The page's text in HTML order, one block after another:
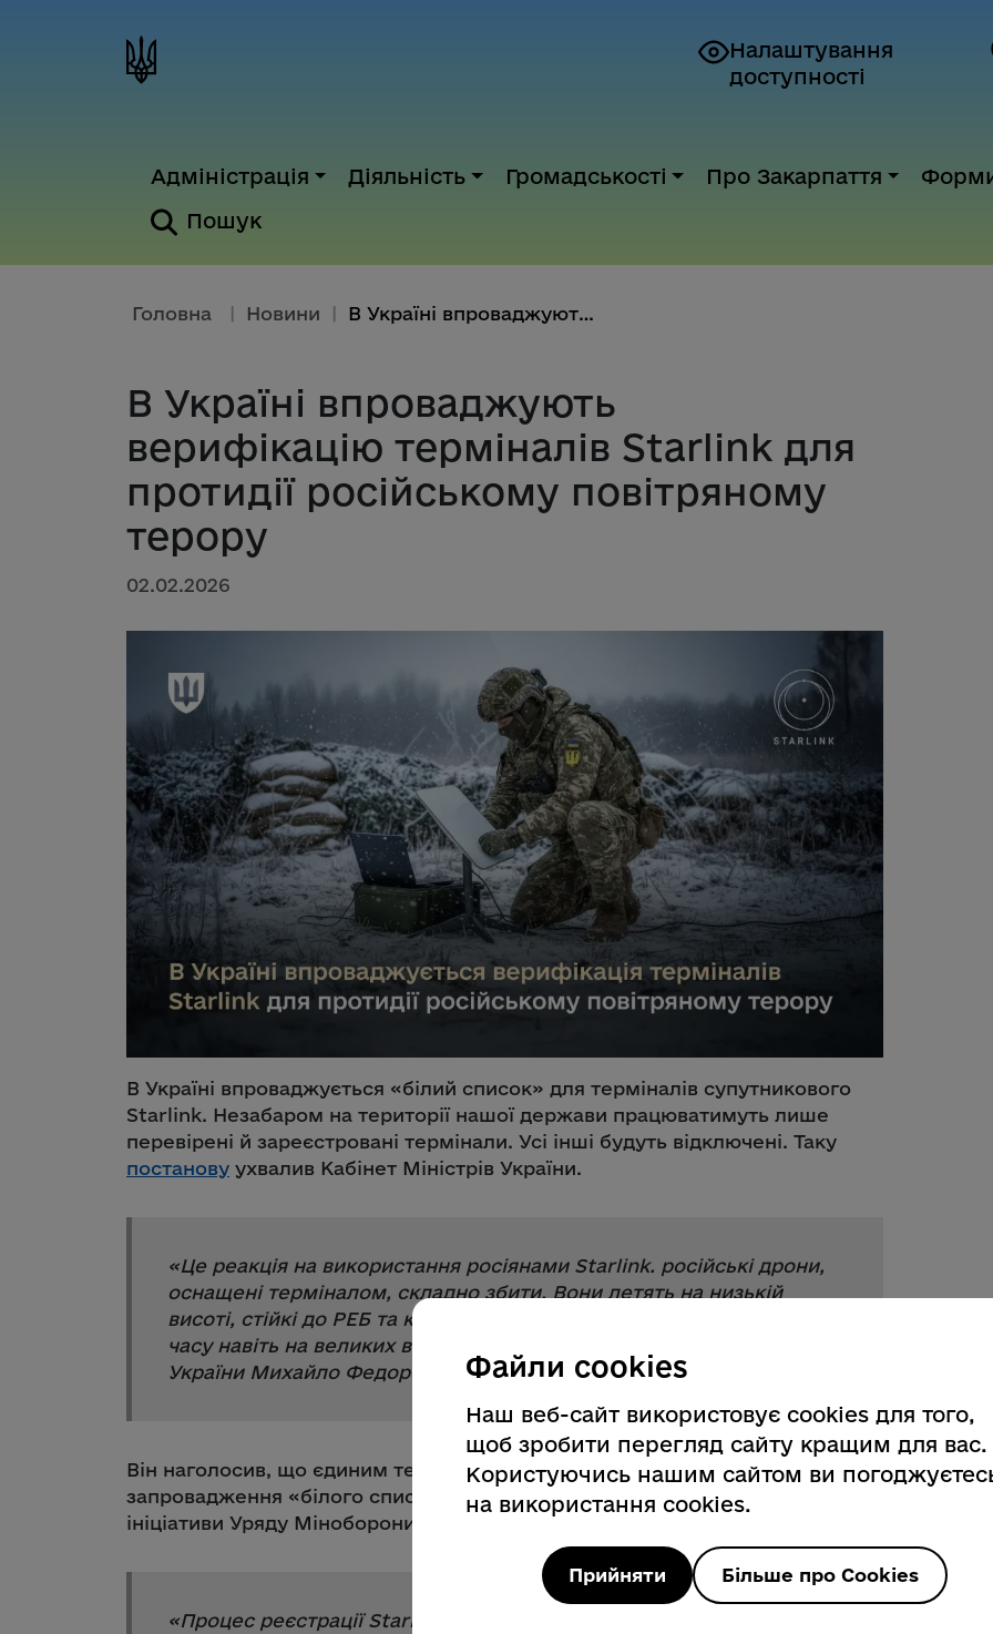
Налаштування
доступності
Адміністрація Діяльність Громадськості Про Закарпаття
Пошук
Головна Новини В Україні впроваджують верифік...
В Україні впроваджують
верифікацію терміналів Starlink для
протидії російському повітряному
терору
02.02.2026
В Україні впроваджується «білий список» для терміналів супутникового
Starlink. Незабаром на території нашої держави працюватимуть лише
перевірені й зареєстровані термінали. Усі інші будуть відключені. Таку
постанову ухвалив Кабінет Міністрів України.
«Це реакція на використання росіянами Starlink. російські дрони,
оснащені терміналом, складно збити. Вони летять на низькій
висоті, стійкі до РЕБ та керуються оператором у режимі реального
часу навіть на великих відстанях
України Михайло Федоров.
Він наголосив, що єдиним технічним рішенням для протидії є
запровадження «білого списку» та авторизація всіх терміналів. З
ініціативи Уряду Міноборони втілює його у взаємодії зі SpaceX.
«Процес реєстрації Starlink для українців буде максимально
Файли cookies
Наш веб-сайт використовує cookies для того,
щоб зробити перегляд сайту кращим для вас.
Користуючись нашим сайтом ви
на використання cookies.
Прийняти Більше про Cookies